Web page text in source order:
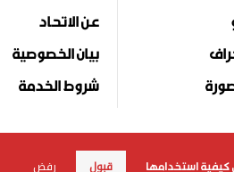
عن الاتحاد
بيان الخصوصية
شروط الخدمة
كيفية استخدامها قبول رفض